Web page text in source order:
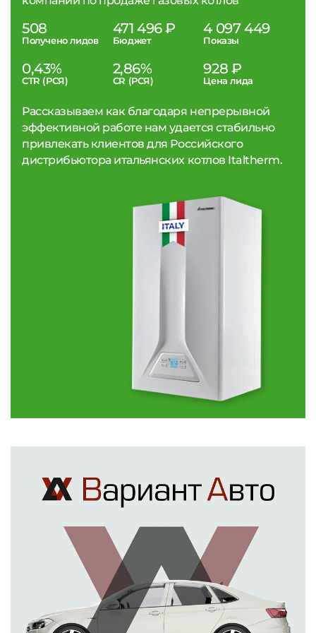
508
Получено лидов
471 496 ₽
Бюджет
4 097 449
Показы
0,43%
CTR (РСЯ)
2,86%
CR (РСЯ)
928 ₽
Цена лида
Рассказываем как благодаря непрерывной
эффективной работе нам удается стабильно
привлекать клиентов для Российского
дистрибьютора итальянских котлов Italtherm.